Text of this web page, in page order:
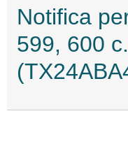
Notifica
599, 600